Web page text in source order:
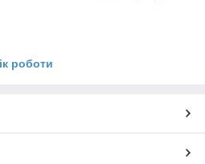
роботи